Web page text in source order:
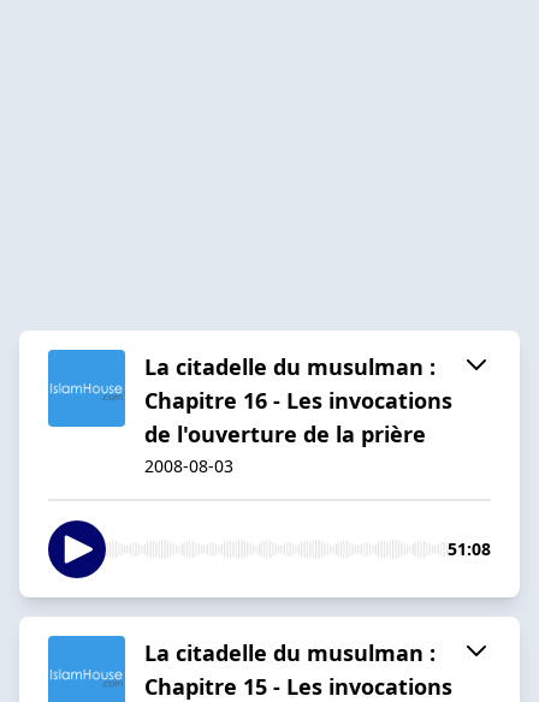
La citadelle du musulman :
Chapitre 16 - Les invocations
de l'ouverture de la prière
2008-08-03
51:08
La citadelle du musulman :
Chapitre 15 - Les invocations